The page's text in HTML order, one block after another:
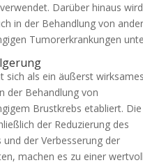
Darüber hinaus wird
in der Behandlung von
Tumorerkrankungen
sich als ein äußerst wirksames
der Behandlung von
Brustkrebs etabliert.
der Reduzierung des
und der Verbesserung der
machen es zu einer